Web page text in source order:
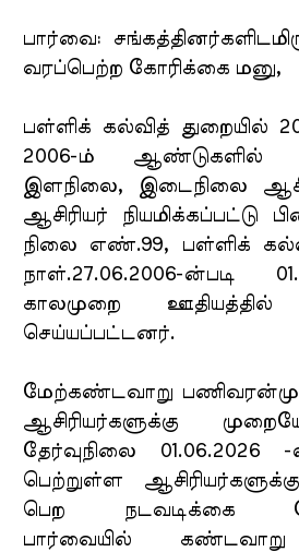
பார்வை:
வரப்பெற்ற கோரிக்கை மனு,
பள்ளிக் கல்வித் துறையில்
2006-ம் ஆண்டுகளில்
இளநிலை, இடைநிலை
ஆசிரியர்
நிலை எண்.99, பள்ளிக்
நாள்.27.06.2006-ன்படி
காலமுறை ஊதியத்தில்
செய்யப்பட்டனர்.
மேற்கண்டவாறு
ஆசிரியர்களுக்கு
தேர்வுநிலை 01.06.2026
பெற்றுள்ள
பெற நடவடிக்கை
பார்வையில்